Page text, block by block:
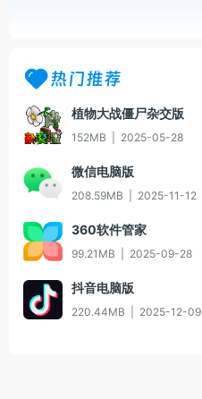
热门推荐
植物大战僵尸杂交版
152MB 2025-05-28
微信电脑版
208.59MB 2025-11-12
360软件管家
99.21MB 2025-09-28
抖音电脑版
220.44MB 2025-12-09